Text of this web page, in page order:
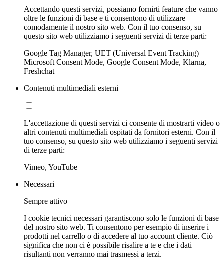
Accettando questi servizi, possiamo fornirti feature che vanno
oltre le funzioni di base e ti consentono di utilizzare
comodamente il nostro sito web. Con il tuo consenso, su
questo sito web utilizziamo i seguenti servizi di terze parti:
Google Tag Manager, UET (Universal Event Tracking)
Microsoft Consent Mode, Google Consent Mode, Klarna,
Freshchat
Contenuti multimediali esterni
L'accettazione di questi servizi ci consente di mostrarti video o
altri contenuti multimediali ospitati da fornitori esterni. Con il
tuo consenso, su questo sito web utilizziamo i seguenti servizi
di terze parti:
Vimeo, YouTube
Necessari
Sempre attivo
I cookie tecnici necessari garantiscono solo le funzioni di base
del nostro sito web. Ti consentono per esempio di inserire i
prodotti nel carrello o di accedere al tuo account cliente. Ciò
significa che non ci è possibile risalire a te e che i dati
risultanti non verranno mai trasmessi a terzi.